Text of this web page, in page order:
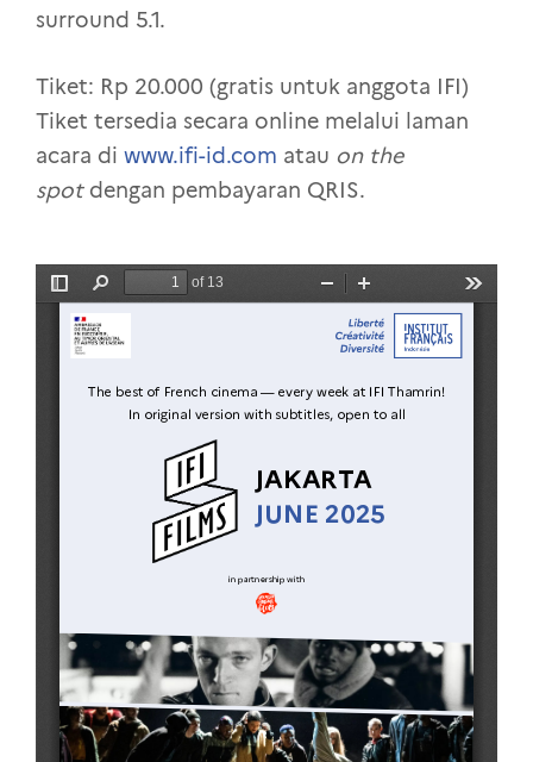
surround 5.1.
Tiket: Rp 20.000 (gratis untuk anggota IFI)
Tiket tersedia secara online melalui laman
acara di www.ifi-id.com atau on the
spot dengan pembayaran QRIS.